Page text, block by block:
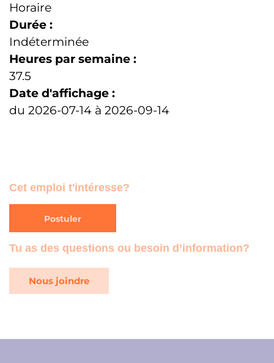
Horaire
Durée :
Indéterminée
Heures par semaine :
37.5
Date d'affichage :
du 2026-07-14 à 2026-09-14
Cet emploi t'intéresse?
Postuler
Tu as des questions ou besoin d’information?
Nous joindre